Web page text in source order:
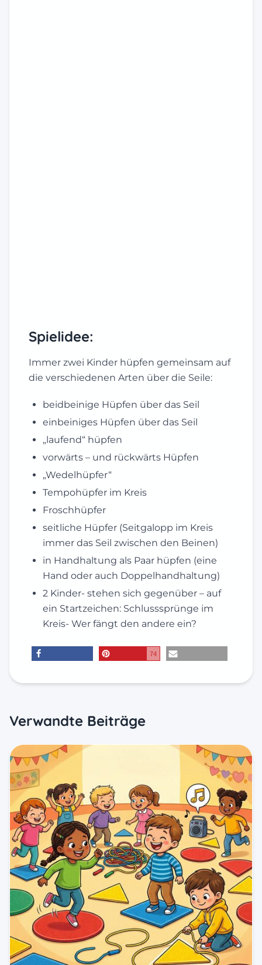
Spielidee:
Immer zwei Kinder hüpfen gemeinsam auf
die verschiedenen Arten über die Seile:
beidbeinige Hüpfen über das Seil
einbeiniges Hüpfen über das Seil
„laufend“ hüpfen
vorwärts – und rückwärts Hüpfen
„Wedelhüpfer“
Tempohüpfer im Kreis
Froschhüpfer
seitliche Hüpfer (Seitgalopp im Kreis
immer das Seil zwischen den Beinen)
in Handhaltung als Paar hüpfen (eine
Hand oder auch Doppelhandhaltung)
2 Kinder- stehen sich gegenüber – auf
ein Startzeichen: Schlusssprünge im
Kreis- Wer fängt den andere ein?
74
Verwandte Beiträge